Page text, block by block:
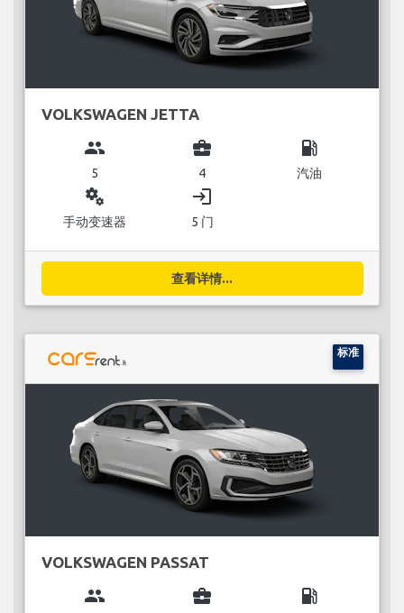
VOLKSWAGEN JETTA
group
5
business_center
4
local_gas_station
汽油
miscellaneous_services
手动变速器
login
5 门
查看详情...
标准
VOLKSWAGEN PASSAT
group business_center local_gas_station